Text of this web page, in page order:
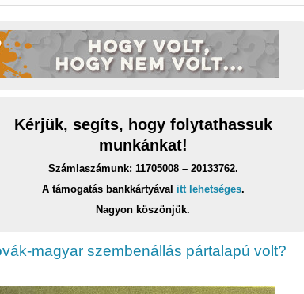
Kérjük, segíts, hogy folytathassuk
munkánkat!
Számlaszámunk: 11705008 – 20133762.
A támogatás bankkártyával itt lehetséges.
Nagyon köszönjük.
magyar szembenállás pártalapú volt?